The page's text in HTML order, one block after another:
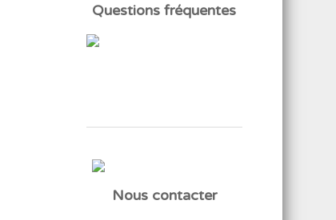
Questions fréquentes
Nous contacter